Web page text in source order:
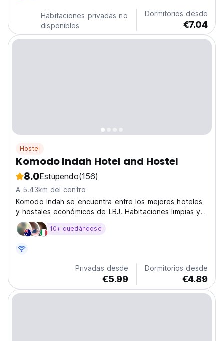
Habitaciones privadas no
disponibles
Dormitorios desde
€7.04
Hostel
Komodo Indah Hotel and Hostel
8.0Estupendo(156)
A 5.43km del centro
Komodo Indah se encuentra entre los mejores hoteles
y hostales económicos de LBJ. Habitaciones limpias y
excelente ubicación.
10+ quedándose
Privadas desde
€5.99
Dormitorios desde
€4.89